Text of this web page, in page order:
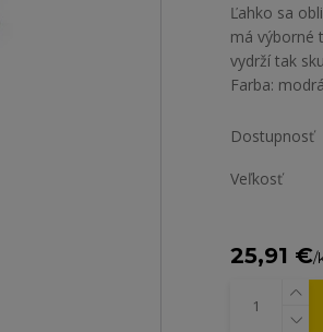
Ľahko sa
má výborné
vydrží tak
Farba:
Dostupnosť
Veľkosť
25,91 €/